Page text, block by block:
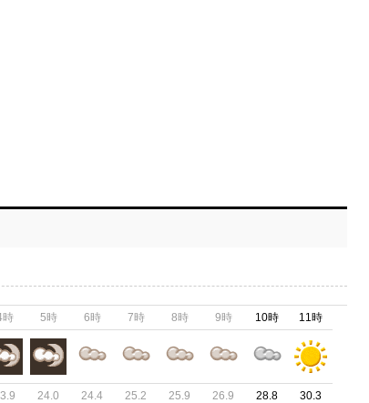
時 5時
24.0
6時
24.4
7時
25.2
8時
25.9
9時
26.9
10時
28.8
11時
30.3